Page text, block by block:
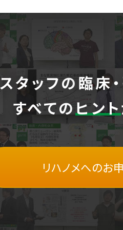
タッフの臨床
すべてのヒント
リハノメへのお